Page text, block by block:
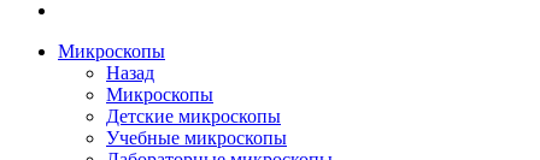
Микроскопы
Назад
Микроскопы
Детские микроскопы
Учебные микроскопы